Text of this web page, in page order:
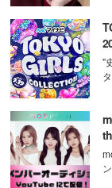
"